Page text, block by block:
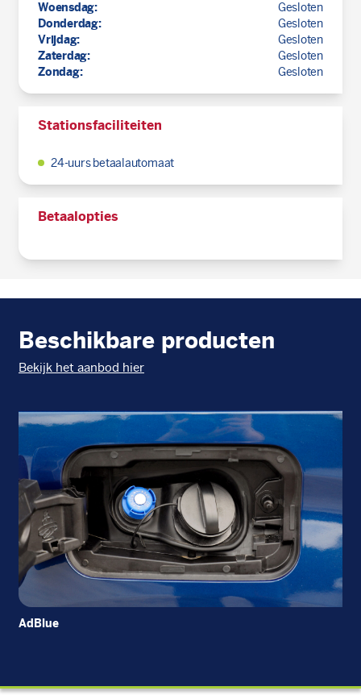
Woensdag:
Gesloten
Donderdag:
Gesloten
Vrijdag:
Gesloten
Zaterdag:
Gesloten
Zondag:
Gesloten
Stationsfaciliteiten
24-uurs betaalautomaat
Betaalopties
Beschikbare producten
Bekijk het aanbod hier
AdBlue